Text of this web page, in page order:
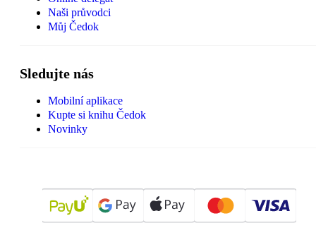
Naši průvodci
Můj Čedok
Sledujte nás
Mobilní aplikace
Kupte si knihu Čedok
Novinky